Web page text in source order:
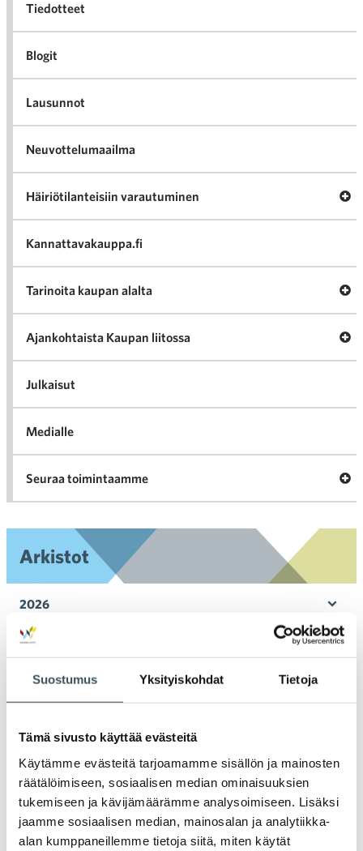
Suostumus Yksityiskohdat Tietoja
Tämä sivusto käyttää evästeitä
Käytämme evästeitä tarjoamamme sisällön ja mainosten
räätälöimiseen, sosiaalisen median ominaisuuksien
tukemiseen ja kävijämäärämme analysoimiseen. Lisäksi
jaamme sosiaalisen median, mainosalan ja analytiikka-
alan kumppaneillemme tietoja siitä, miten käytät
Tiedotteet
Blogit
Lausunnot
Neuvottelumaailma
Häiriötilanteisiin varautuminen
Kannattavakauppa.fi
Tarinoita kaupan alalta
Ajankohtaista Kaupan liitossa
Julkaisut
Medialle
Seuraa toimintaamme
Arkistot
2026
2025
2024
2022
2021